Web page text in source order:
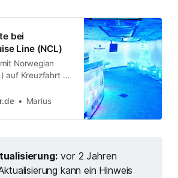
bei
Line (NCL)
Norwegian
auf Kreuzfahrt zu
das ganz
im Reisepreis
April 2019 hat
Marius
vor 2 Jahren
kann ein Hinweis